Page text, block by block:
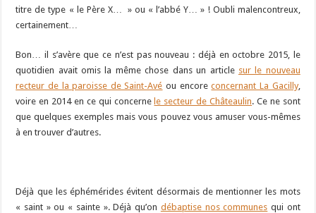
titre de type « le Père X… » ou « l’abbé Y… » ! Oubli malencontreux,
certainement…
Bon… il s’avère que ce n’est pas nouveau : déjà en octobre 2015, le
quotidien avait omis la même chose dans un article sur le nouveau
recteur de la paroisse de Saint-Avé ou encoreconcernant La Gacilly,
voire en 2014 en ce qui concernele secteur de Châteaulin. Ce ne sont
que quelques exemples mais vous pouvez vous amuser vous-mêmes
à en trouver d’autres.
Déjà que les éphémérides évitent désormais de mentionner les mots
« saint » ou « sainte ». Déjà qu’on débaptise nos communes qui ont